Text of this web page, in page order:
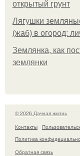
открытый грунт
Лягушки
(жаб) в огород:
Землянка, как
землянки
© 2026 Дачная жизнь
Контакты
Политика
Обратная связь